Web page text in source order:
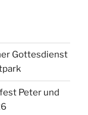
Gottesdienst
Peter und